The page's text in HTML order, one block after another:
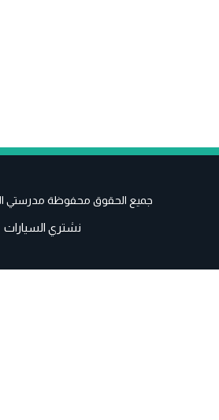
جميع الحقوق محفوظة مدرستي
نشتري السيارات